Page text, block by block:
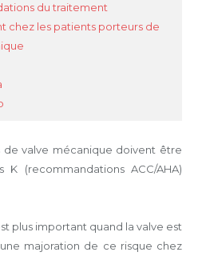
du traitement
chez les patients porteurs de
de valve mécanique doivent être
K (recommandations ACC/AHA)
plus important quand la valve est
majoration de ce risque chez